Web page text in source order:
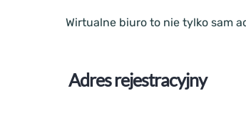
Wirtualne biuro to nie tylko sam
Adres rejestracyjny